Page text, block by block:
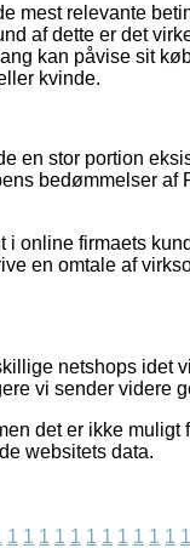
mest relevante
af dette er det
kan påvise sit
kvinde.
en stor portion
bedømmelser af
i online firmaets
en omtale af
netshops idet
vi sender videre
det er ikke muligt
websitets data.
1 1 1 1 1 1 1 1 1 1 1 1